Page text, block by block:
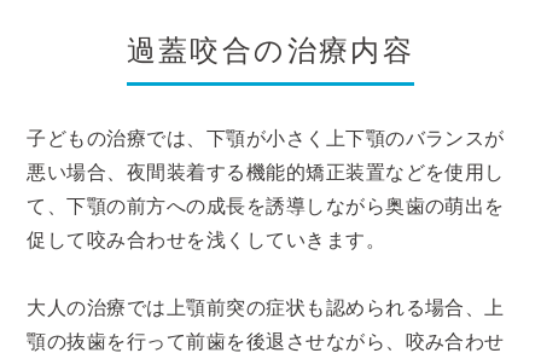
過蓋咬合の治療内容
子どもの治療では、下顎が小さく上下顎のバランスが
悪い場合、夜間装着する機能的矯正装置などを使用し
て、下顎の前方への成長を誘導しながら奥歯の萌出を
促して咬み合わせを浅くしていきます。
大人の治療では上顎前突の症状も認められる場合、上
顎の抜歯を行って前歯を後退させながら、咬み合わせ